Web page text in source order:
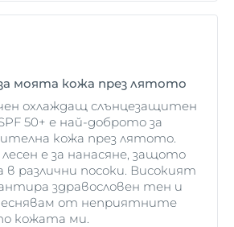
моята кожа през лятото
охлаждащ слънцезащитен
50+ е най-доброто за
кожа през лятото.
е за нанасяне, защото
в различни посоки. Високият
здравословен тен и
от неприятните
кожата ми.